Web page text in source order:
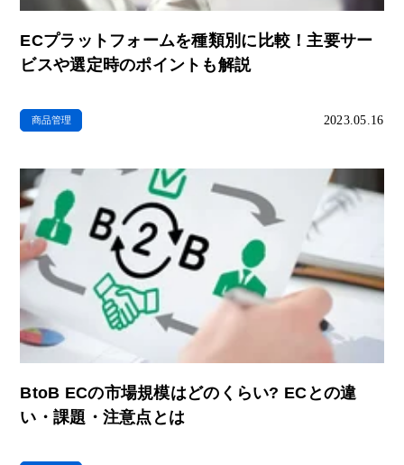
ECプラットフォームを種類別に比較！主要サー
ビスや選定時のポイントも解説
商品管理 2023.05.16
BtoB ECの市場規模はどのくらい? ECとの違
い・課題・注意点とは